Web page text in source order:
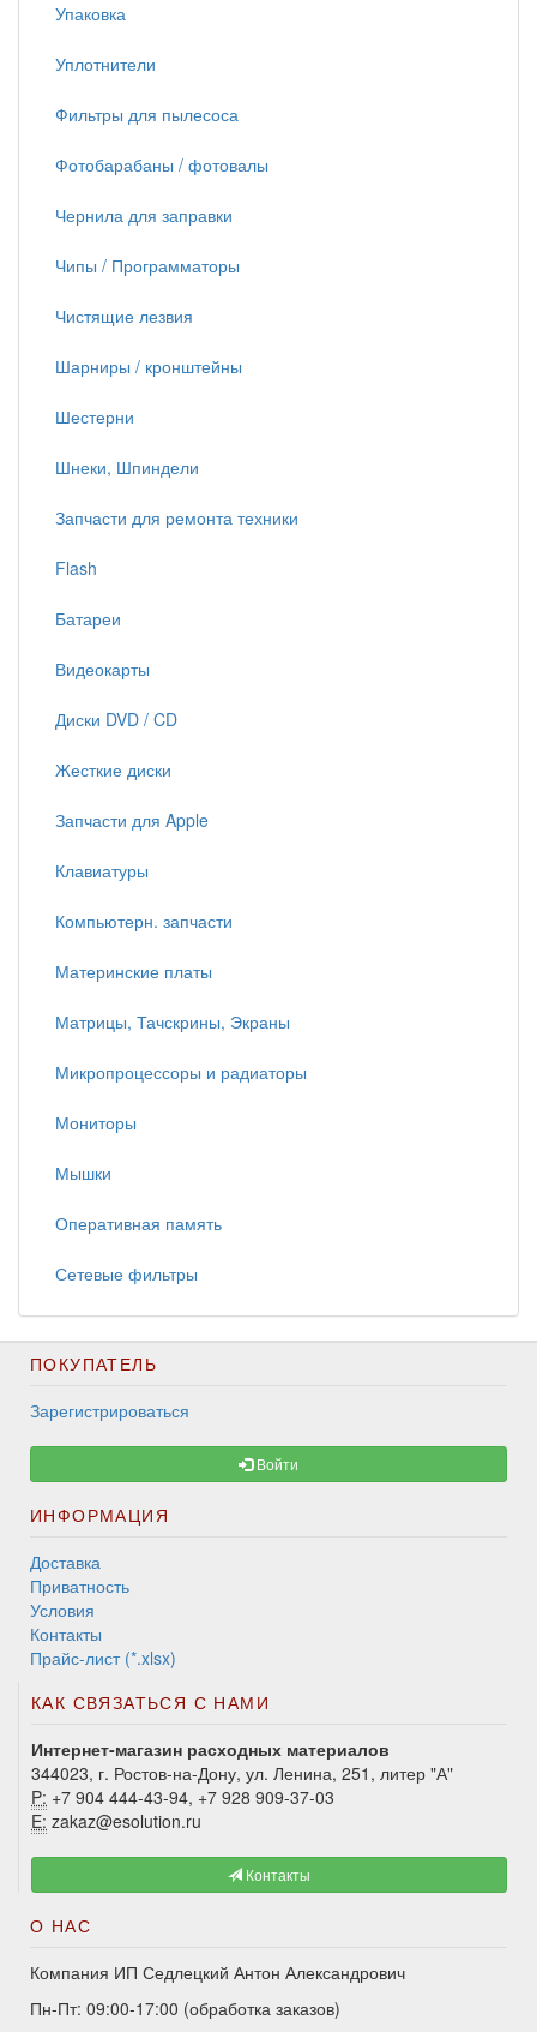
Упаковка
Уплотнители
Фильтры для пылесоса
Фотобарабаны / фотовалы
Чернила для заправки
Чипы / Программаторы
Чистящие лезвия
Шарниры / кронштейны
Шестерни
Шнеки, Шпиндели
Запчасти для ремонта техники
Flash
Батареи
Видеокарты
Диски DVD / CD
Жесткие диски
Запчасти для Apple
Клавиатуры
Компьютерн. запчасти
Материнские платы
Матрицы, Тачскрины, Экраны
Микропроцессоры и радиаторы
Мониторы
Мышки
Оперативная память
Сетевые фильтры
ПОКУПАТЕЛЬ
Зарегистрироваться
Войти
ИНФОРМАЦИЯ
Доставка
Приватность
Условия
Контакты
Прайс-лист (*.xlsx)
КАК СВЯЗАТЬСЯ С НАМИ
Интернет-магазин расходных материалов
344023, г. Ростов-на-Дону, ул. Ленина, 251, литер "А"
P: +7 904 444-43-94, +7 928 909-37-03
E: zakaz@esolution.ru
Контакты
О НАС
Компания ИП Седлецкий Антон Александрович
Пн-Пт: 09:00-17:00 (обработка заказов)